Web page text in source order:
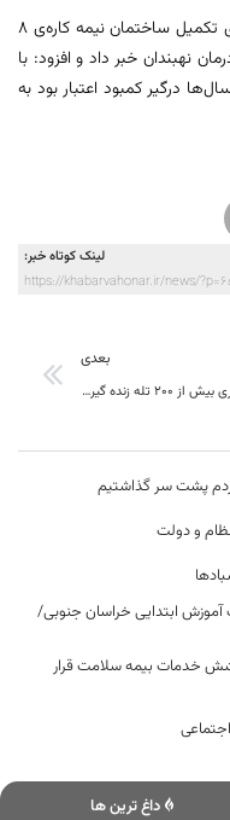
وی همچنین از اختصاص ١۵ میلیارد ریال برای تکمیل ساختمان نیمه کاره‌ی ٨
نهبندان خبر داد و افزود: با
درگیر کمبود اعتبار بود به
لینک کوتاه خبر:
https://khabarvahonar.ir/news/
بعدی
جمع آوری بیش از ۲۰۰ تله زنده گیری هوبره در زیرکوه
پشت سر گذاشتیم
و دولت
آموزش ابتدایی خراسان جنوبی/
خدمات بیمه سلامت قرار
داغ ترین ها